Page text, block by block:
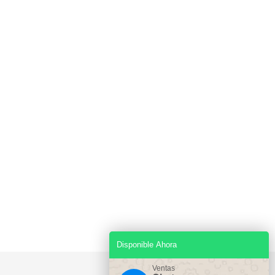
Disponible Ahora
Ventas